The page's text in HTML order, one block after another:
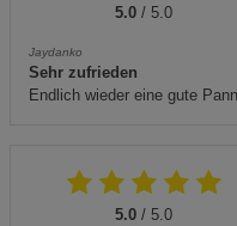
5.0 / 5.0
Jaydanko
Sehr zufrieden
Endlich wieder eine gute
5.0 / 5.0